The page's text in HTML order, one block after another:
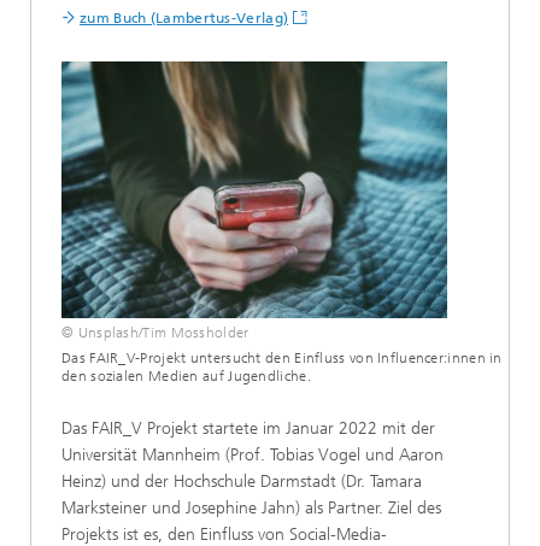
zum Buch (Lambertus-Verlag)
© Unsplash/Tim Mossholder
Das FAIR_V-Projekt untersucht den Einfluss von Influencer:innen in
den sozialen Medien auf Jugendliche.
Das FAIR_V Projekt startete im Januar 2022 mit der
Universität Mannheim (Prof. Tobias Vogel und Aaron
Heinz) und der Hochschule Darmstadt (Dr. Tamara
Marksteiner und Josephine Jahn) als Partner. Ziel des
Projekts ist es, den Einfluss von Social-Media-